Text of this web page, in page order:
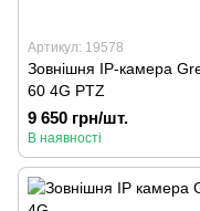
Артикул: 19578
Зовнішня IP-камера
60 4G PTZ
9 650 грн/шт.
В наявності